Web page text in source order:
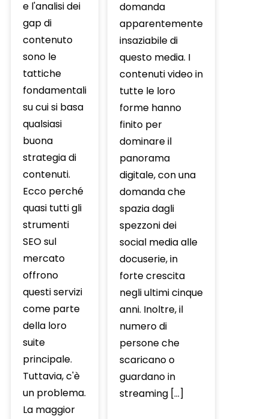
e l'analisi dei
gap di
contenuto
sono le
tattiche
fondamentali
su cui si basa
qualsiasi
buona
strategia di
contenuti.
Ecco perché
quasi tutti gli
strumenti
SEO sul
mercato
offrono
questi servizi
come parte
della loro
suite
principale.
Tuttavia, c'è
un problema.
La maggior
domanda
apparentemente
insaziabile di
questo media. I
contenuti video in
tutte le loro
forme hanno
finito per
dominare il
panorama
digitale, con una
domanda che
spazia dagli
spezzoni dei
social media alle
docuserie, in
forte crescita
negli ultimi cinque
anni. Inoltre, il
numero di
persone che
scaricano o
guardano in
streaming […]